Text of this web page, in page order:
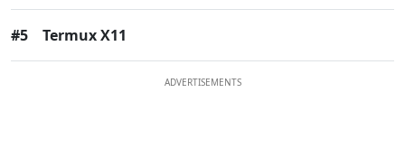
#5 Termux X11
ADVERTISEMENTS